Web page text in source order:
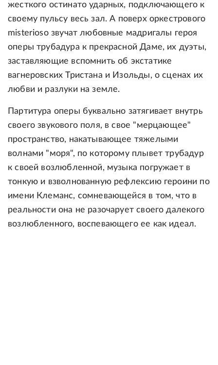
жесткого остинато ударных, подключающего к
своему пульсу весь зал. А поверх оркестрового
misterioso звучат любовные мадригалы героя
оперы трубадура к прекрасной Даме, их дуэты,
заставляющие вспомнить об экстатике
вагнеровских Тристана и Изольды, о сценах их
любви и разлуки на земле.
Партитура оперы буквально затягивает внутрь
своего звукового поля, в свое "мерцающее"
пространство, накатывающее тяжелыми
волнами "моря", по которому плывет трубадур
к своей возлюбленной, музыка погружает в
тонкую и взволнованную рефлексию героини по
имени Клеманс, сомневающейся в том, что в
реальности она не разочарует своего далекого
возлюбленного, воспевающего ее как идеал.